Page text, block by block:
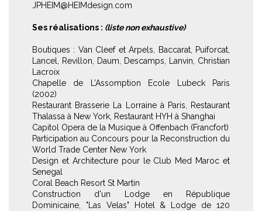
JPHEIM@HEIMdesign.com
Ses réalisations : (liste non exhaustive)
Boutiques : Van Cleef et Arpels, Baccarat, Puiforcat,
Lancel, Revillon, Daum, Descamps, Lanvin, Christian
Lacroix
Chapelle de L’Assomption Ecole Lubeck Paris
(2002)
Restaurant Brasserie La Lorraine à Paris, Restaurant
Thalassa à New York, Restaurant HYH à Shanghai
Capitol Opera de la Musique à Offenbach (Francfort)
Participation au Concours pour la Reconstruction du
World Trade Center New York
Design et Architecture pour le Club Med Maroc et
Senegal
Coral Beach Resort St Martin
Construction d'un Lodge en République
Dominicaine, "Las Velas" Hotel & Lodge de 120